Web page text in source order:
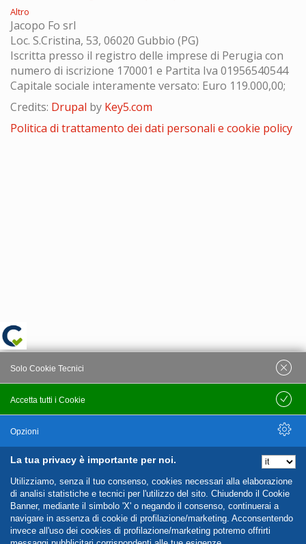
Altro
Jacopo Fo srl
Loc. S.Cristina, 53, 06020 Gubbio (PG)
Iscritta presso il registro delle imprese di Perugia con
numero di iscrizione 170001 e Partita Iva 01956540544
Capitale sociale interamente versato: Euro 119.000,00;
Credits: Drupal by Key5.com
Politica di trattamento dei dati personali e cookie policy
La tua privacy è importante per noi.
Utilizziamo, senza il tuo consenso, cookies necessari alla elaborazione
di analisi statistiche e tecnici per l'utilizzo del sito. Chiudendo il Cookie
Banner, mediante il simbolo 'X' o negando il consenso, continuerai a
navigare in assenza di cookie di profilazione/marketing. Acconsentendo
invece all'uso dei cookies di profilazione/marketing potremo offrirti
Accetta tutti i Cookie
Solo Cookie Tecnici
Salva
Opzioni
Nascondi Opzioni